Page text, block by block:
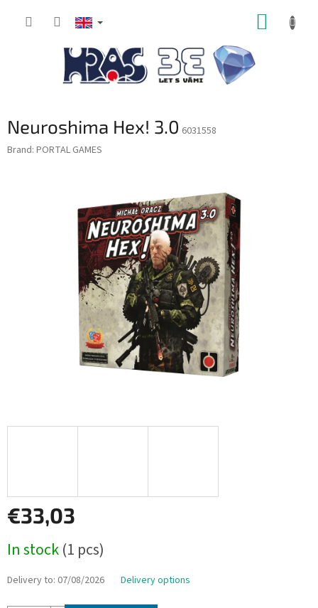
Neuroshima Hex! 3.0 6031558
Brand: PORTAL GAMES
€33,03
price:
In stock(1 pcs)
Delivery to: 07/08/2026 Delivery options